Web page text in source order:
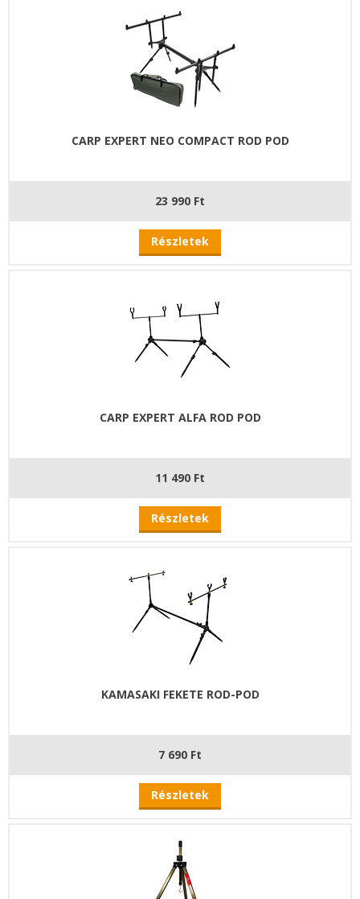
CARP EXPERT NEO COMPACT ROD POD
23 990 Ft
Részletek
CARP EXPERT ALFA ROD POD
11 490 Ft
Részletek
KAMASAKI FEKETE ROD-POD
7 690 Ft
Részletek